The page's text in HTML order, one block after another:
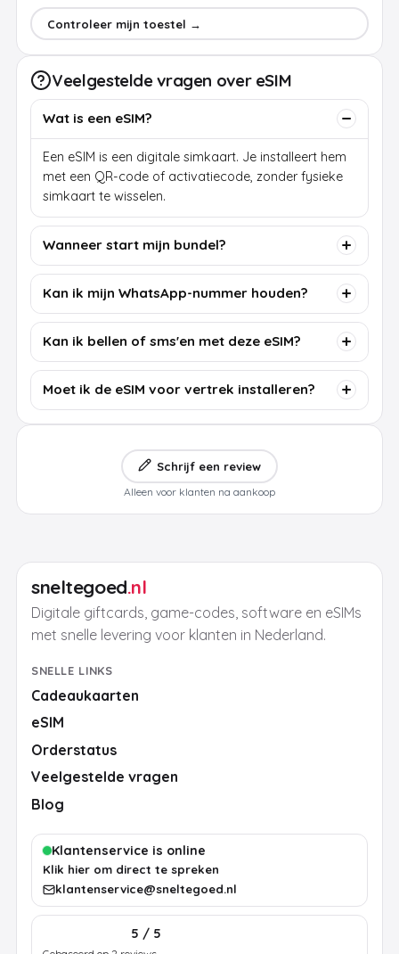
Controleer mijn toestel →
Veelgestelde vragen over eSIM
Wat is een eSIM?
Een eSIM is een digitale simkaart. Je installeert hem
met een QR-code of activatiecode, zonder fysieke
simkaart te wisselen.
Wanneer start mijn bundel?
Kan ik mijn WhatsApp-nummer houden?
Kan ik bellen of sms'en met deze eSIM?
Moet ik de eSIM voor vertrek installeren?
Schrijf een review
Alleen voor klanten na aankoop
sneltegoed.nl
Digitale giftcards, game-codes, software en eSIMs
met snelle levering voor klanten in Nederland.
SNELLE LINKS
Cadeaukaarten
eSIM
Orderstatus
Veelgestelde vragen
Blog
Klantenservice is online
Klik hier om direct te spreken
klantenservice@sneltegoed.nl
5 / 5